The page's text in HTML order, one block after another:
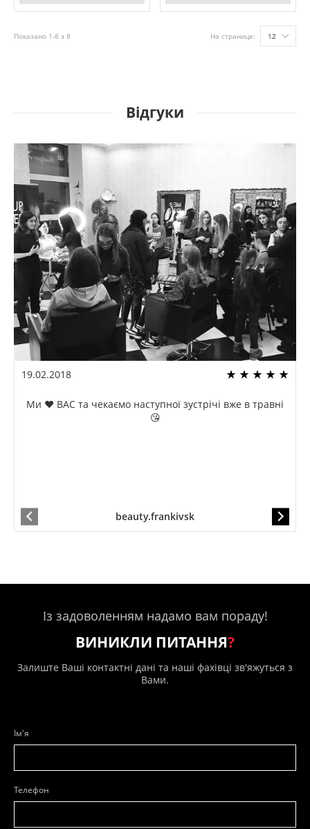
Показано 1-8 з 8 На странице: 12
Відгуки
19.02.2018
Ми ❤️ ВАС та чекаємо наступної зустрічі вже в травні
😘
beauty.frankivsk
Із задоволенням надамо вам пораду!
ВИНИКЛИ ПИТАННЯ?
Залиште Ваші контактні дані та наші фахівці зв'яжуться з
Вами.
Ім'я
Телефон